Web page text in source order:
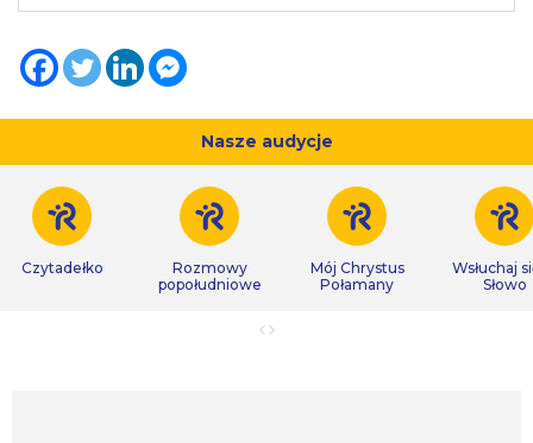
Nasze audycje
Czytadełko
Rozmowy
popołudniowe
Mój Chrystus
Połamany
Wsłuchaj
Słowo